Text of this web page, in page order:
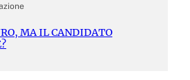
MA IL CANDIDATO